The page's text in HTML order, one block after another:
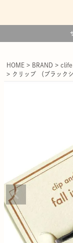
HOME BRAND
clife
クリップ （ブラック